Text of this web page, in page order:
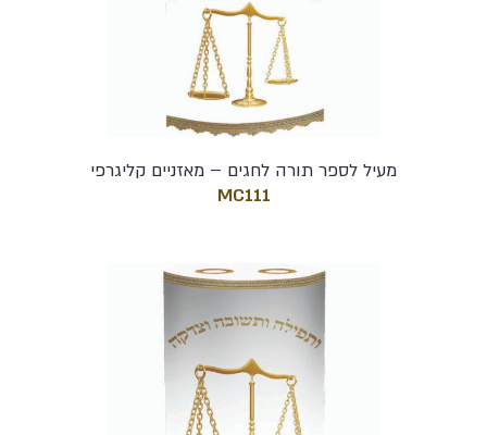
מעיל לספר תורה לחגים – מאזניים קליגרפי
MC111